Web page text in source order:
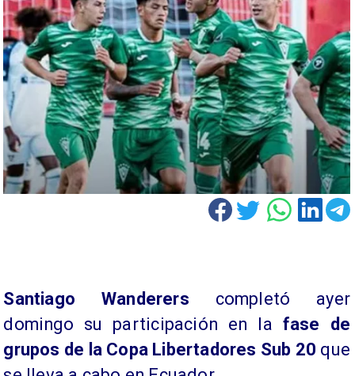
Santiago Wanderers completó ayer
domingo su participación en la fase de
grupos de la Copa Libertadores Sub 20 que